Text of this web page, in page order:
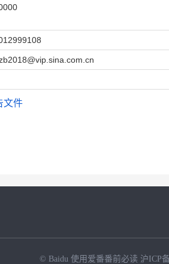
文件
© Baidu 使用爱番番前必读 沪ICP